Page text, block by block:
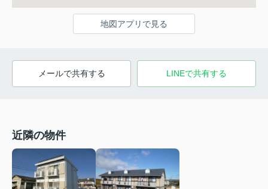
地図アプリで見る
メールで共有する LINEで共有する
近隣の物件